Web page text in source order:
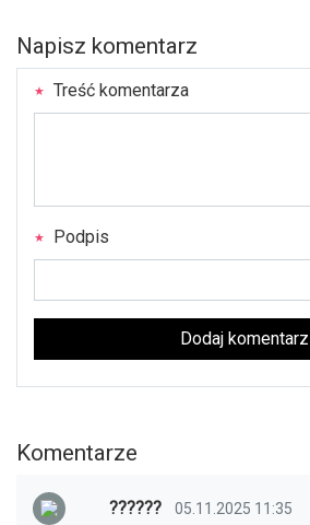
Napisz komentarz
Treść komentarza
Podpis
Dodaj komentarz
Komentarze
?????? 05.11.2025 11:35